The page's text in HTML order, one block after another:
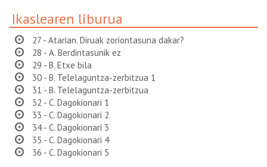
Ikaslearen liburua
27 - Atarian. Diruak zoriontasuna dakar?
28 - A. Berdintasunik ez
29 - B. Etxe bila
30 - B. Telelaguntza-zerbitzua 1
31 - B. Telelaguntza-zerbitzua
32 - C. Dagokionari 1
33 - C. Dagokionari 2
34 - C. Dagokionari 3
35 - C. Dagokionari 4
36 - C. Dagokionari 5